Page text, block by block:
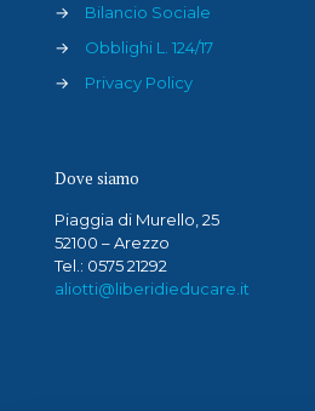
→
Bilancio Sociale
→
Obblighi L. 124/17
→
Privacy Policy
Dove siamo
Piaggia di Murello, 25
52100 – Arezzo
Tel.: 0575 21292
aliotti@liberidieducare.it